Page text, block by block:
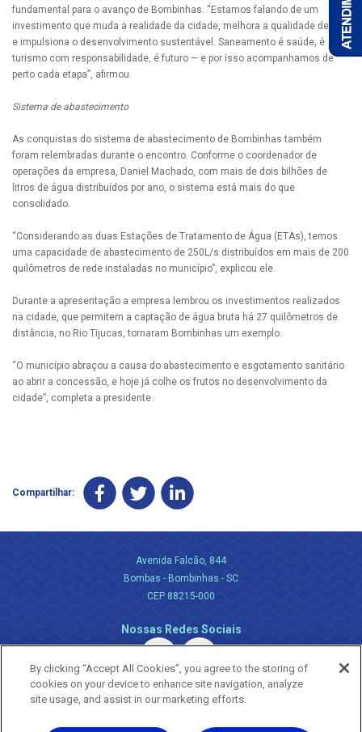
fundamental para o avanço de Bombinhas. “Estamos falando de um
investimento que muda a realidade da cidade, melhora a qualidade de vida
e impulsiona o desenvolvimento sustentável. Saneamento é saúde, é
turismo com responsabilidade, é futuro — e por isso acompanhamos de
perto cada etapa”, afirmou.
Sistema de abastecimento
As conquistas do sistema de abastecimento de Bombinhas também
foram relembradas durante o encontro. Conforme o coordenador de
operações da empresa, Daniel Machado, com mais de dois bilhões de
litros de água distribuídos por ano, o sistema está mais do que
consolidado.
“Considerando as duas Estações de Tratamento de Água (ETAs), temos
uma capacidade de abastecimento de 250L/s distribuídos em mais de 200
quilômetros de rede instaladas no município”, explicou ele.
Durante a apresentação a empresa lembrou os investimentos realizados
na cidade, que permitem a captação de água bruta há 27 quilômetros de
distância, no Rio Tijucas, tornaram Bombinhas um exemplo.
“O município abraçou a causa do abastecimento e esgotamento sanitário
ao abrir a concessão, e hoje já colhe os frutos no desenvolvimento da
cidade”, completa a presidente.
Compartilhar:
Avenida Falcão, 844
Bombas - Bombinhas - SC
CEP 88215-000
Nossas Redes Sociais
By clicking “Accept All Cookies”, you agree to the storing of
cookies on your device to enhance site navigation, analyze
site usage, and assist in our marketing efforts.